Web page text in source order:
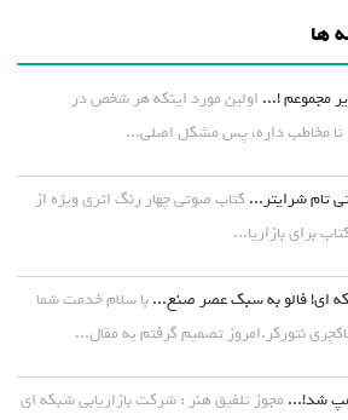
ها
مجموعم !... اولین مورد اینکه هر شخص در
تام شرایتر... کتاب صوتی چهار رنگ اثری ویژه از
برای بازاریا...
ای! فالو به سبک عصر صنع... با سلام خدمت شما
نتورکر.امروز تصمیم گرفتم یه مقال...
شد!... مجوز تلفیق هنر : شرکت بازاریابی شبکه ای